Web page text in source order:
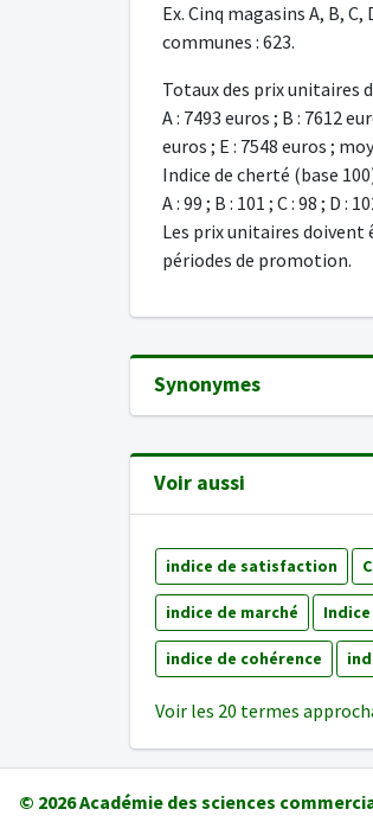
Ex. Cinq magasins A, B, C,
communes : 623.
Totaux des prix unitaires
A : 7493 euros ; B : 7612
euros ; E : 7548 euros ;
Indice de cherté (base
A : 99 ; B : 101 ; C : 98 ; D :
Les prix unitaires doivent
périodes de promotion.
Synonymes
Voir aussi
indice de satisfaction
indice de marché
indice de cohérence
Voir les 20 termes
© 2026Académie des sciences